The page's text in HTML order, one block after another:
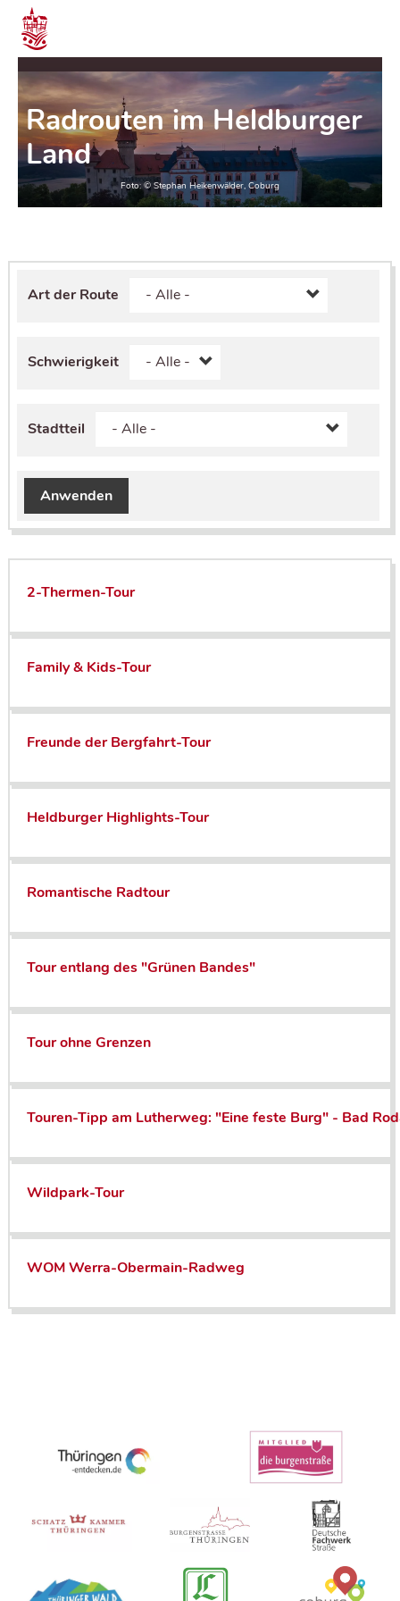
Radrouten im Heldburger
Land
Art der Route
Schwierigkeit
Stadtteil
Anwenden
2-Thermen-Tour
Family & Kids-Tour
Freunde der Bergfahrt-Tour
Heldburger Highlights-Tour
Romantische Radtour
Tour entlang des "Grünen Bandes"
Tour ohne Grenzen
Touren-Tipp am Lutherweg: "Eine feste Burg" - Bad
Wildpark-Tour
WOM Werra-Obermain-Radweg